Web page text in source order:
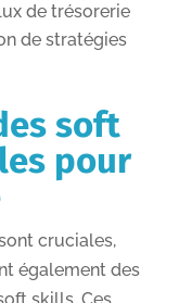
de trésorerie
de stratégies
soft
pour
cruciales,
également des